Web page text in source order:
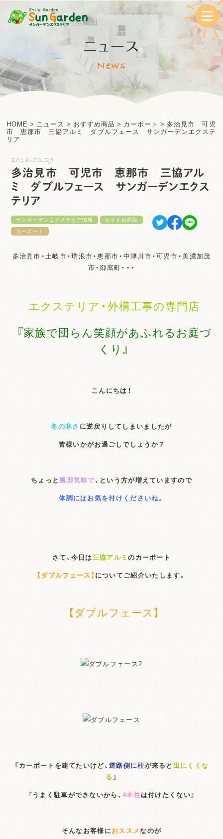
ニュース
News
HOME > ニュース > おすすめ商品 > カーポート > 多治見市 可児
市 恵那市 三協アルミ ダブルフェース サンガーデンエクステ
リア
2016.02.29
多治見市 可児市 恵那市 三協アル
ミ ダブルフェース サンガーデンエクス
テリア
サンガーデンエクステリア情報
おすすめ商品
カーポート
多治見市・土岐市・瑞浪市・恵那市・中津川市・可児市・美濃加茂
市・御嵩町・・・
エクステリア・外構工事の専門店
『家族で団らん笑顔があふれるお庭づ
くり』
こんにちは！
冬の寒さ に逆戻りしてしまいましたが
皆様いかがお過ごしでしょうか？
ちょっと 風邪気味で、という方が増えていますので
体調にはお気を付けくださいね。
さて、今日は三協アルミのカーポート
【ダブルフェース】 についてご紹介いたします。
【ダブルフェース】
『カーポートを建てたいけど、 道路側に柱が来ると 出にくくな
る』
『うまく駐車ができないから、 4本柱は付けたくない』
そんなお客様におススメなのが